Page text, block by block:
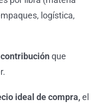
logística,
que
ideal de compra,el